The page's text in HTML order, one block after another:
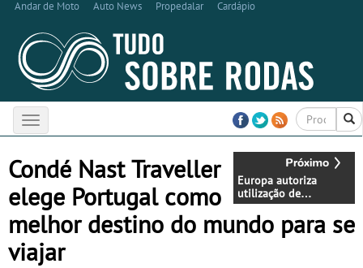
Andar de Moto Auto News Propedalar Cardápio
Toggle
navigation
Europa autoriza
utilização de
dispositivos
electrónicos durante o
voo
Condé Nast Traveller
elege Portugal como
melhor destino do mundo para se
viajar